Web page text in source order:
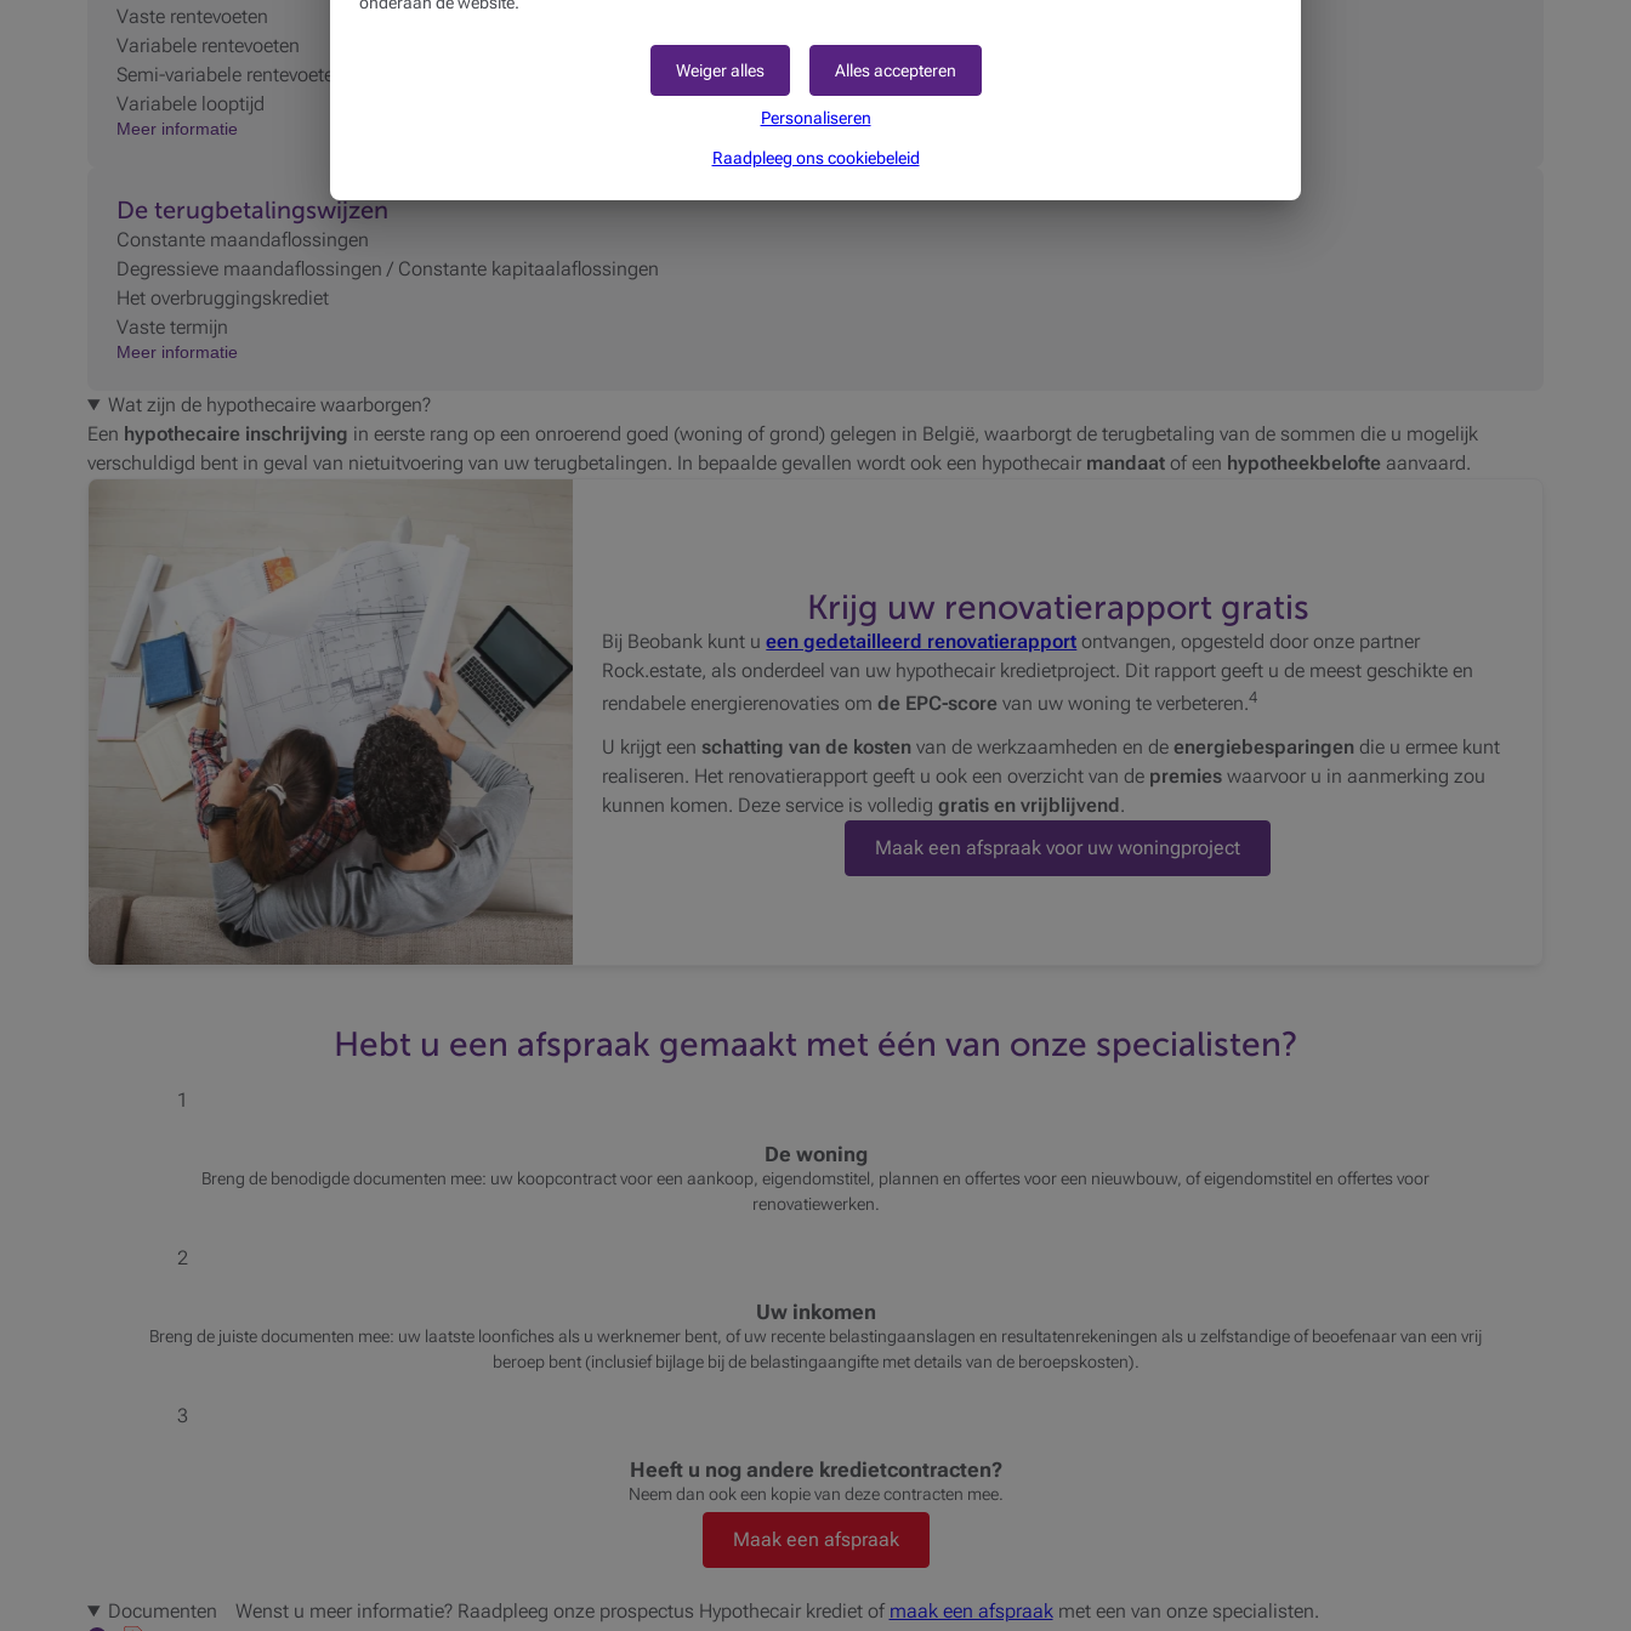
Vaste rentevoeten
Variabele rentevoeten
Semi-variabele rentevoeten
Variabele looptijd
Meer informatie
De terugbetalingswijzen
Constante maandaflossingen
Degressieve maandaflossingen / Constante kapitaalaflossingen
Het overbruggingskrediet
Vaste termijn
Meer informatie
Wat zijn de hypothecaire waarborgen?
Een hypothecaire inschrijving in eerste rang op een onroerend goed (woning of grond) gelegen in België, waarborgt de terugbetaling van de sommen die u mogelijk
verschuldigd bent in geval van nietuitvoering van uw terugbetalingen. In bepaalde gevallen wordt ook een hypothecair mandaat of een hypotheekbelofte aanvaard.
Krijg uw renovatierapport gratis
Bij Beobank kunt ueen gedetailleerd renovatierapport ontvangen, opgesteld door onze partner
Rock.estate, als onderdeel van uw hypothecair kredietproject. Dit rapport geeft u de meest geschikte en
rendabele energierenovaties omde EPC-score van uw woning te verbeteren.4
U krijgt een schatting van de kosten van de werkzaamheden en deenergiebesparingendie u ermee kunt
realiseren. Het renovatierapport geeft u ook een overzicht van de premieswaarvoor u in aanmerking zou
kunnen komen. Deze service is vollediggratis en vrijblijvend.
Maak een afspraak voor uw woningproject
Hebt u een afspraak gemaakt met één van onze specialisten?
1
De woning
Breng de benodigde documenten mee: uw koopcontract voor een aankoop, eigendomstitel, plannen en offertes voor een nieuwbouw, of eigendomstitel en offertes voor
renovatiewerken.
2
Uw inkomen
Breng de juiste documenten mee: uw laatste loonfiches als u werknemer bent, of uw recente belastingaanslagen en resultatenrekeningen als u zelfstandige of beoefenaar van een vrij
beroep bent (inclusief bijlage bij de belastingaangifte met details van de beroepskosten).
3
Heeft u nog andere kredietcontracten?
Neem dan ook een kopie van deze contracten mee.
Maak een afspraak
Wenst u meer informatie? Raadpleeg onze prospectus Hypothecair krediet of maak een afspraakmet een van onze specialisten.
Documenten
Alles accepteren
Weiger alles
Personaliseren
Raadpleeg ons cookiebeleid